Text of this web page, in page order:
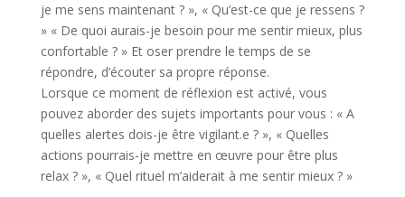
je me sens maintenant ? », « Qu’est-ce que je ressens ?
» « De quoi aurais-je besoin pour me sentir mieux, plus
confortable ? » Et oser prendre le temps de se
répondre, d’écouter sa propre réponse.
Lorsque ce moment de réflexion est activé, vous
pouvez aborder des sujets importants pour vous : « A
quelles alertes dois-je être vigilant.e ? », « Quelles
actions pourrais-je mettre en œuvre pour être plus
relax ? », « Quel rituel m’aiderait à me sentir mieux ? »